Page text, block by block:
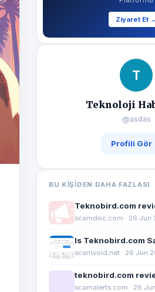
Ziyaret Et
T
Teknoloji
@asdas
Profili Gör
BU KIŞIDEN DAHA FAZLASI
Teknobird.com
scamdoc.com · 26 Jun
Is Teknobird.com
scamvoid.net · 26 Jun
teknobird.com
scamalerts.com · 26